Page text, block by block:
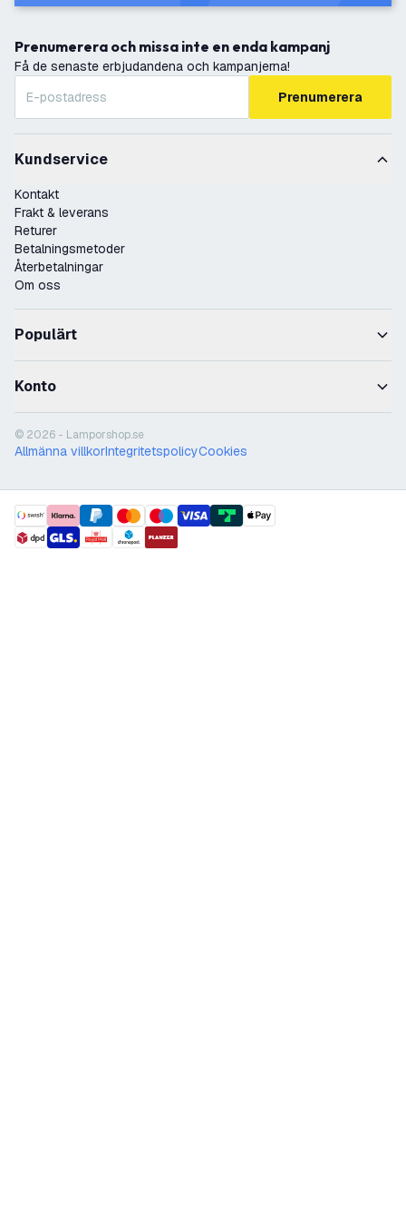
Prenumerera och missa inte en enda kampanj
Få de senaste erbjudandena och kampanjerna!
Prenumerera
Kundservice
Kontakt
Frakt & leverans
Returer
Betalningsmetoder
Återbetalningar
Om oss
Populärt
Konto
© 2026 - Lamporshop.se
Allmänna villkorIntegritetspolicyCookies
payment methods
shipment methods